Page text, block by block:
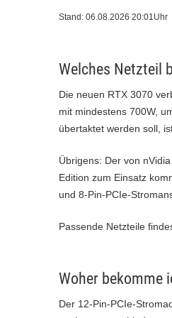
Stand: 06.08.2026 20:01Uhr
Welches Netzteil
Die neuen RTX 3070
mit mindestens 700W,
übertaktet werden soll,
Übrigens: Der von
Edition zum Einsatz
und 8-Pin-PCIe-
Passende Netzteile
Woher bekomme
Der 12-Pin-PCIe-